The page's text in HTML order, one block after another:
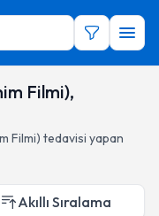
Filmi),
Filmi) tedavisi yapan
Akıllı Sıralama